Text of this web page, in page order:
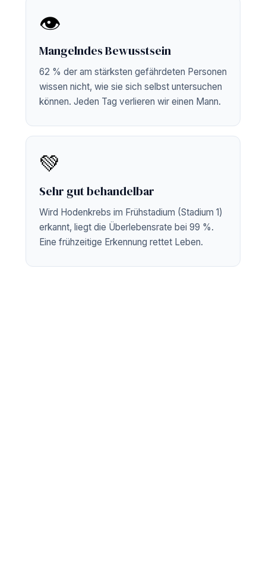
👁️
Mangelndes Bewusstsein
62 % der am stärksten gefährdeten Personen
wissen nicht, wie sie sich selbst untersuchen
können. Jeden Tag verlieren wir einen Mann.
💚
Sehr gut behandelbar
Wird Hodenkrebs im Frühstadium (Stadium 1)
erkannt, liegt die Überlebensrate bei 99 %.
Eine frühzeitige Erkennung rettet Leben.